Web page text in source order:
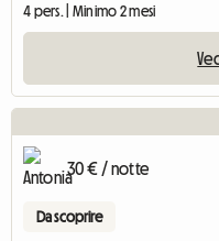
4 pers. | Minimo 2 mesi
30 € / notte
Da scoprire